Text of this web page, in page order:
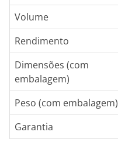
Volume
Rendimento
Dimensões (com
embalagem)
Peso (com embalagem)
Garantia